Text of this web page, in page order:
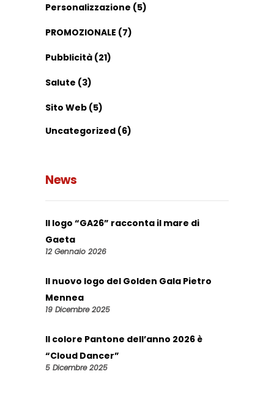
Personalizzazione (5)
PROMOZIONALE (7)
Pubblicità (21)
Salute (3)
Sito Web (5)
Uncategorized (6)
News
Il logo “GA26” racconta il mare di
Gaeta
12 Gennaio 2026
Il nuovo logo del Golden Gala Pietro
Mennea
19 Dicembre 2025
Il colore Pantone dell’anno 2026 è
“Cloud Dancer”
5 Dicembre 2025